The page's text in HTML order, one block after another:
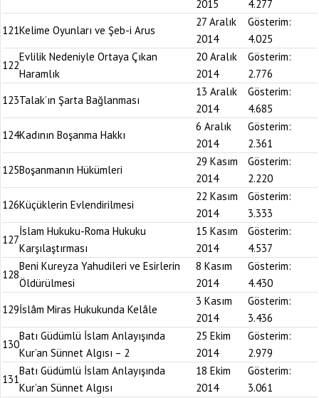
2015
4.277
121Kelime Oyunları ve Şeb-i Arus
27 Aralık
2014
Gösterim:
4.025
122
Evlilik Nedeniyle Ortaya Çıkan
Haramlık
20 Aralık
2014
Gösterim:
2.776
123Talak’ın Şarta Bağlanması
13 Aralık
2014
Gösterim:
4.685
124Kadının Boşanma Hakkı
6 Aralık
2014
Gösterim:
2.361
125Boşanmanın Hükümleri
29 Kasım
2014
Gösterim:
2.220
126Küçüklerin Evlendirilmesi
22 Kasım
2014
Gösterim:
3.333
127
İslam Hukuku-Roma Hukuku
Karşılaştırması
15 Kasım
2014
Gösterim:
4.537
128
Beni Kureyza Yahudileri ve Esirlerin
Öldürülmesi
8 Kasım
2014
Gösterim:
4.430
129İslâm Miras Hukukunda Kelâle
3 Kasım
2014
Gösterim:
3.436
130
Batı Güdümlü İslam Anlayışında
Kur’an Sünnet Algısı – 2
25 Ekim
2014
Gösterim:
2.979
131
Batı Güdümlü İslam Anlayışında
Kur’an Sünnet Algısı
18 Ekim
2014
Gösterim:
3.061